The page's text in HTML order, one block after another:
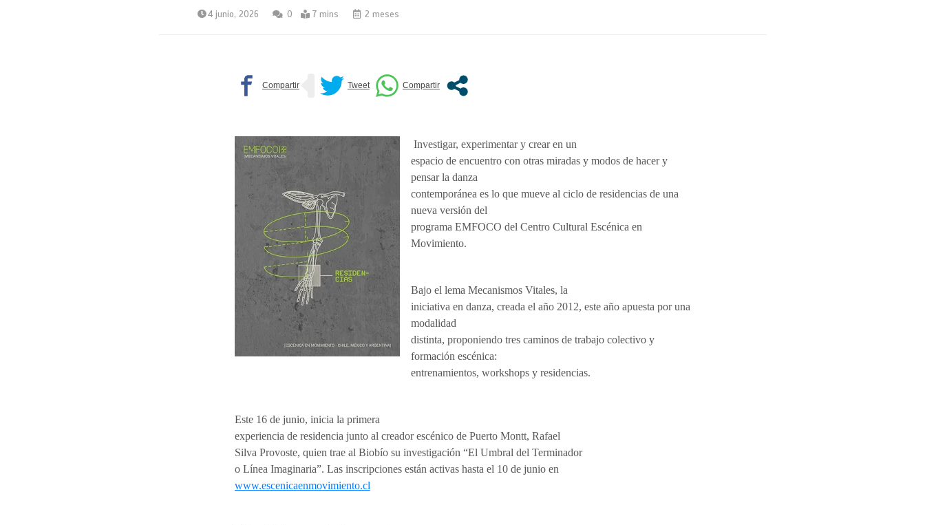
4 junio, 2026 0 7 mins 2 meses
Investigar, experimentar y crear en un
espacio de encuentro con otras miradas y modos de hacer y
pensar la danza
contemporánea es lo que mueve al ciclo de residencias de una
nueva versión del
programa EMFOCO del Centro Cultural Escénica en
Movimiento.
Bajo el lema Mecanismos Vitales, la
iniciativa en danza, creada el año 2012, este año apuesta por una
modalidad
distinta, proponiendo tres caminos de trabajo colectivo y
formación escénica:
entrenamientos, workshops y residencias.
Este 16 de junio, inicia la primera
experiencia de residencia junto al creador escénico de Puerto Montt, Rafael
Silva Provoste, quien trae al Biobío su investigación “El Umbral del Terminador
o Línea Imaginaria”. Las inscripciones están activas hasta el 10 de junio en
www.escenicaenmovimiento.cl